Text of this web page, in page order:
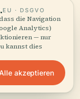
EU · DSGVO
die Navigation
Analytics)
— nur
kannst dies
akzeptieren